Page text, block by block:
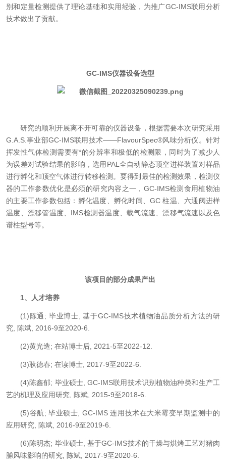
别和定量检测提供了理论基础和实用经验，为推广GC-IMS联用分析
技术做出了贡献。
GC-IMS仪器设备选型
研究的顺利开展离不开可靠的仪器设备，根据需要本次研究采用
G.A.S.事业部GC-IMS联用技术——FlavourSpec®风味分析仪。针对
挥发性气体检测需要有*的分辨率和极低的检测限，同时为了减少人
为误差对试验结果的影响，选用PAL全自动静态顶空进样装置对样品
进行孵化和顶空气体进行转移检测。要得到最佳的检测效果，检测仪
器的工作参数优化是必须的研究内容之一，GC-IMS检测食用植物油
的主要工作参数包括：孵化温度、孵化时间、GC 柱温、六通阀进样
温度、漂移管温度、IMS检测器温度、载气流速、漂移气流速以及色
谱柱型号等。
该项目的部分成果产出
1、人才培养
(1)陈通; 毕业博士, 基于GC-IMS技术植物油品质分析方法的研
究, 陈斌, 2016-9至2020-6.
(2)黄光造; 在站博士后, 2021-5至2022-12.
(3)耿德春; 在读博士, 2017-9至2022-6.
(4)陈鑫郁; 毕业硕士, GC-IMS联用技术识别植物油种类和生产工
艺的机理及应用研究, 陈斌, 2015-9至2018-6.
(5)谷航; 毕业硕士, GC-IMS 连用技术在大米霉变早期监测中的
应用研究, 陈斌, 2016-9至2019-6.
(6)陈明杰; 毕业硕士, 基于GC-IMS技术的干燥与烘烤工艺对猪肉
脯风味影响的研究, 陈斌, 2017-9至2020-6.